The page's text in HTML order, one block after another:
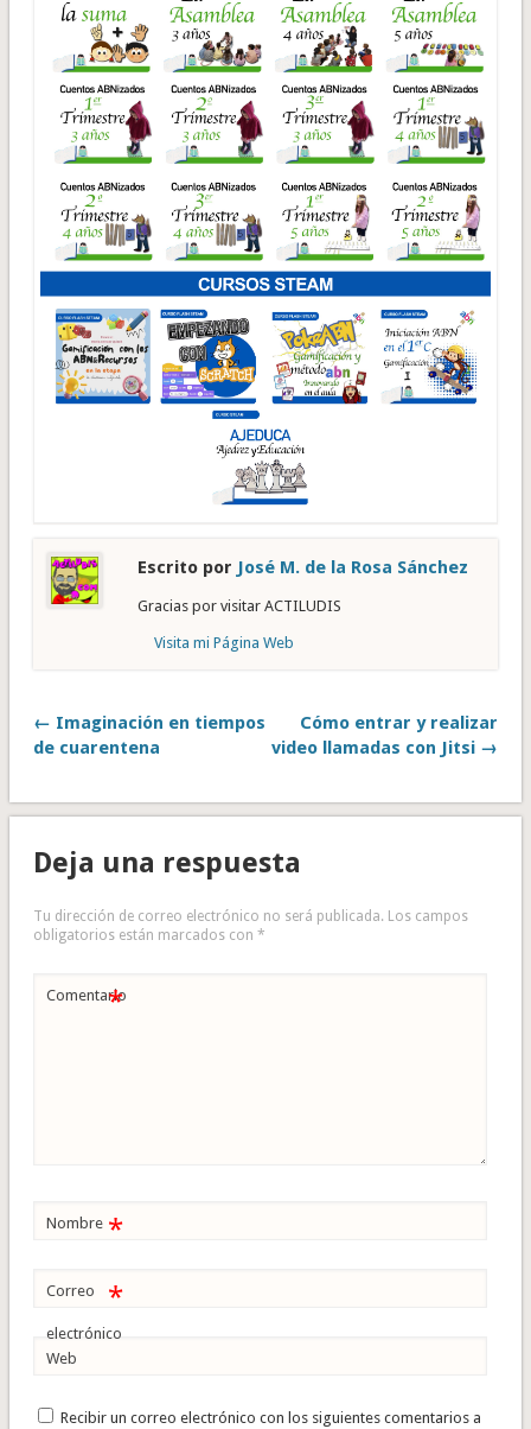
Escrito por José M. de la Rosa Sánchez
Gracias por visitar ACTILUDIS
Visita mi Página Web
← Imaginación en tiempos
de cuarentena
Cómo entrar y realizar
video llamadas con Jitsi →
Deja una respuesta
Tu dirección de correo electrónico no será publicada. Los campos
obligatorios están marcados con *
Comentario
*
Nombre *
Correo
electrónico
*
Web
Recibir un correo electrónico con los siguientes comentarios a